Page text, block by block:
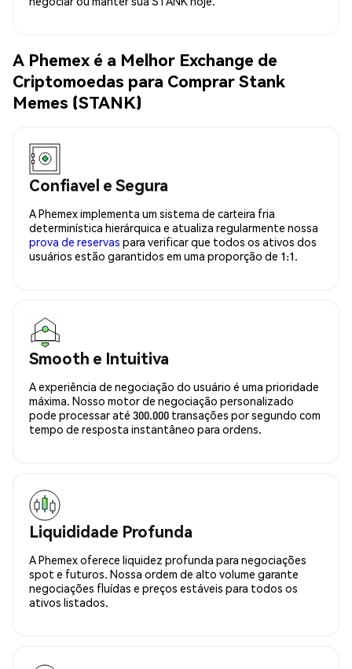
A Phemex é a Melhor Exchange de
Criptomoedas para Comprar Stank
Memes (STANK)
Confiavel e Segura
A Phemex implementa um sistema de carteira fria
determinística hierárquica e atualiza regularmente nossa
prova de reservas para verificar que todos os ativos dos
usuários estão garantidos em uma proporção de 1:1.
Smooth e Intuitiva
A experiência de negociação do usuário é uma prioridade
máxima. Nosso motor de negociação personalizado
pode processar até 300.000 transações por segundo com
tempo de resposta instantâneo para ordens.
Liquididade Profunda
A Phemex oferece liquidez profunda para negociações
spot e futuros. Nossa ordem de alto volume garante
negociações fluídas e preços estáveis para todos os
ativos listados.